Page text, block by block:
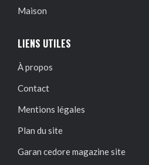
Maison
LIENS UTILES
À propos
Contact
Mentions légales
Plan du site
Garan cedore magazine site